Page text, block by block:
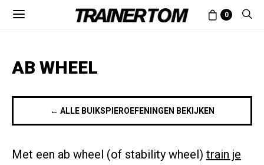
0
AB WHEEL
← ALLE BUIKSPIEROEFENINGEN BEKIJKEN
Met een ab wheel (of stability wheel) train je